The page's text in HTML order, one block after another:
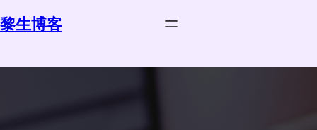
黎生博客